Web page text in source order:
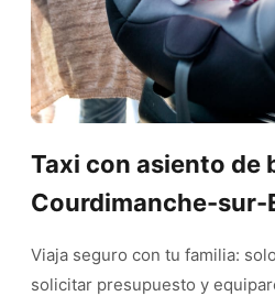
Taxi con asiento de
Courdimanche-sur-
Viaja seguro con tu familia:
solicitar presupuesto y